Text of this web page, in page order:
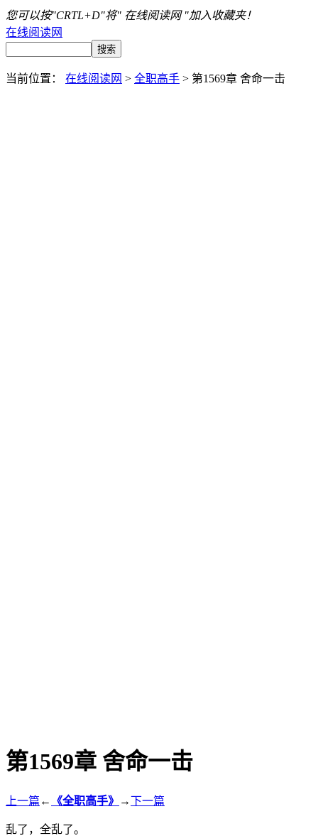
您可以按"CRTL+D"将" 在线阅读网 "加入收藏夹！
在线阅读网
当前位置： 在线阅读网 > 全职高手 > 第1569章 舍命一击
第1569章 舍命一击
上一篇 ← 《全职高手》 →下一篇
乱了，全乱了。